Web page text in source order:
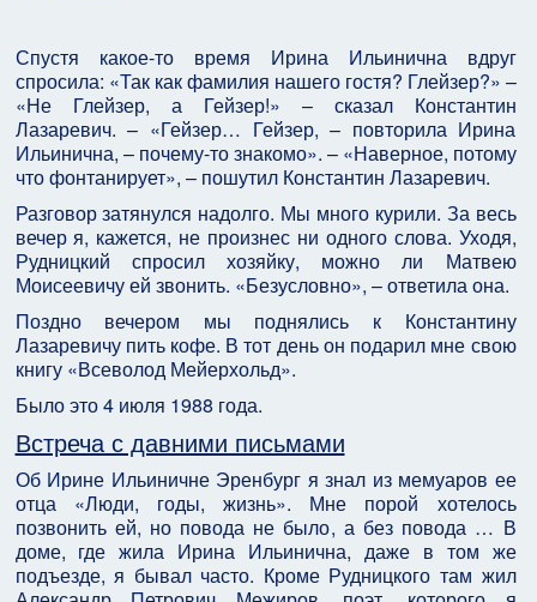
Спустя какое-то время Ирина Ильинична вдруг
спросила: «Так как фамилия нашего гостя? Глейзер?» –
«Не Глейзер, а Гейзер!» – сказал Константин
Лазаревич. – «Гейзер… Гейзер, – повторила Ирина
Ильинична, – почему-то знакомо». – «Наверное, потому
что фонтанирует», – пошутил Константин Лазаревич.
Разговор затянулся надолго. Мы много курили. За весь
вечер я, кажется, не произнес ни одного слова. Уходя,
Рудницкий спросил хозяйку, можно ли Матвею
Моисеевичу ей звонить. «Безусловно», – ответила она.
Поздно вечером мы поднялись к Константину
Лазаревичу пить кофе. В тот день он подарил мне свою
книгу «Всеволод Мейерхольд».
Было это 4 июля 1988 года.
Встреча с давними письмами
Об Ирине Ильиничне Эренбург я знал из мемуаров ее
отца «Люди, годы, жизнь». Мне порой хотелось
позвонить ей, но повода не было, а без повода … В
доме, где жила Ирина Ильинична, даже в том же
подъезде, я бывал часто. Кроме Рудницкого там жил